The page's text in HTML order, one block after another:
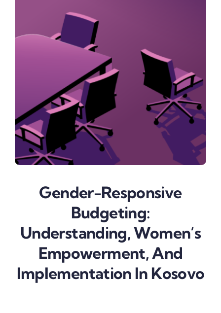
Gender-Responsive
Budgeting:
Understanding, Women’s
Empowerment, And
Implementation In Kosovo